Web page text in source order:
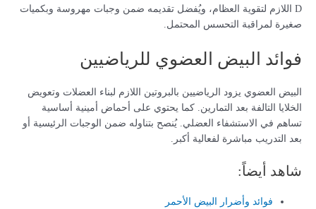
D اللازم لتقوية العظام، ويُفضل تقديمه ضمن وجبات مهروسة وبكميات
صغيرة لمراقبة التحسس المحتمل.
فوائد البيض العضوي للرياضيين
البيض العضوي يزود الرياضيين بالبروتين اللازم لبناء العضلات وتعويض
الخلايا التالفة بعد التمارين. كما يحتوي على أحماض أمينية أساسية
تساهم في الاستشفاء العضلي. يُنصح بتناوله ضمن الوجبات الرئيسية أو
بعد التدريب مباشرة لفعالية أكبر.
شاهد أيضاً:
فوائد وأضرار البيض الأحمر